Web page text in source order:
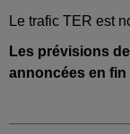
Le trafic TER est
Les prévisions
annoncées en fin